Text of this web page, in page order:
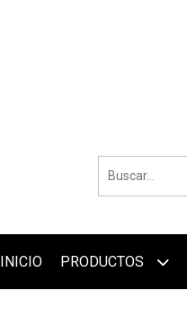
INICIO PRODUCTOS